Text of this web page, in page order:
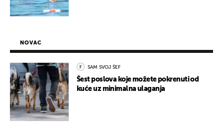
NOVAC
SAM SVOJ ŠEF
Šest poslova koje možete pokrenuti od
kuće uz minimalna ulaganja